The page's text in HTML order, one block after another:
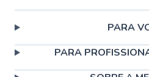
PARA
PARA